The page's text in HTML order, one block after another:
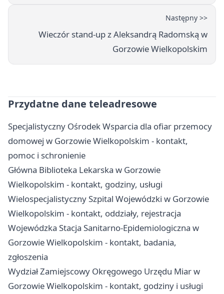
Następny >>
Wieczór stand-up z Aleksandrą Radomską w
Gorzowie Wielkopolskim
Przydatne dane teleadresowe
Specjalistyczny Ośrodek Wsparcia dla ofiar przemocy
domowej w Gorzowie Wielkopolskim - kontakt,
pomoc i schronienie
Główna Biblioteka Lekarska w Gorzowie
Wielkopolskim - kontakt, godziny, usługi
Wielospecjalistyczny Szpital Wojewódzki w Gorzowie
Wielkopolskim - kontakt, oddziały, rejestracja
Wojewódzka Stacja Sanitarno-Epidemiologiczna w
Gorzowie Wielkopolskim - kontakt, badania,
zgłoszenia
Wydział Zamiejscowy Okręgowego Urzędu Miar w
Gorzowie Wielkopolskim - kontakt, godziny i usługi